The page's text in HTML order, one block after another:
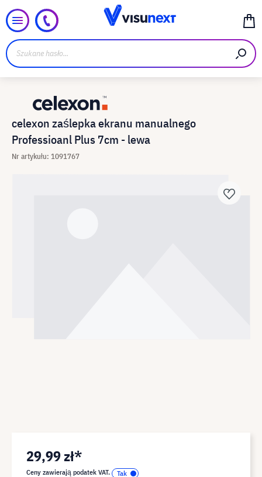
celexon zaślepka ekranu manualnego
Professioanl Plus 7cm - lewa
Nr artykułu: 1091767
29,99 zł*
Ceny zawierają podatek VAT.